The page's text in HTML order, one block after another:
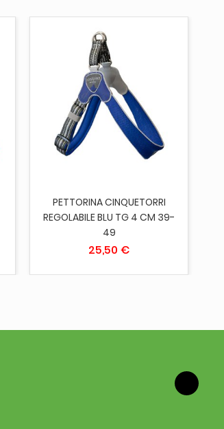
AGGIUNGI AL CARRELLO
PETTORINA CINQUETORRI
REGOLABILE BLU TG 4 CM 39-
49
25,50 €